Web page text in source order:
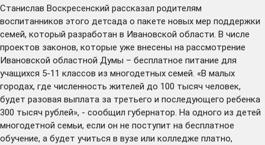
Станислав Воскресенский рассказал родителям
воспитанников этого детсада о пакете новых мер поддержки
семей, который разработан в Ивановской области. В числе
проектов законов, которые уже внесены на рассмотрение
Ивановской областной Думы – бесплатное питание для
учащихся 5-11 классов из многодетных семей. «В малых
городах, где численность жителей до 100 тысяч человек,
будет разовая выплата за третьего и последующего ребенка
300 тысяч рублей», - сообщил губернатор. На одного из детей
многодетной семьи, если он не поступит на бесплатное
обучение, а будет учиться в вузе или колледже платно,